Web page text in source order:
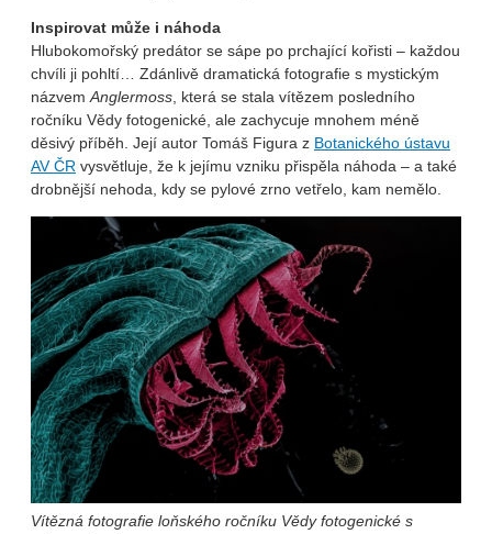
Inspirovat může i náhoda
Hlubokomořský predátor se sápe po prchající kořisti – každou
chvíli ji pohltí… Zdánlivě dramatická fotografie s mystickým
názvemAnglermoss, která se stala vítězem posledního
ročníku Vědy fotogenické, ale zachycuje mnohem méně
děsivý příběh. Její autor Tomáš Figura z Botanického ústavu
AV ČR vysvětluje, že k jejímu vzniku přispěla náhoda – a také
drobnější nehoda, kdy se pylové zrno vetřelo, kam nemělo.
Vítězná fotografie loňského ročníku Vědy fotogenické s